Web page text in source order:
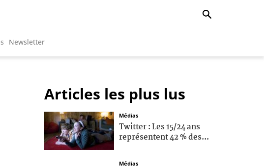
Newsletter
Articles les plus lus
Médias
Twitter : Les 15/24 ans
représentent 42 % des...
Médias